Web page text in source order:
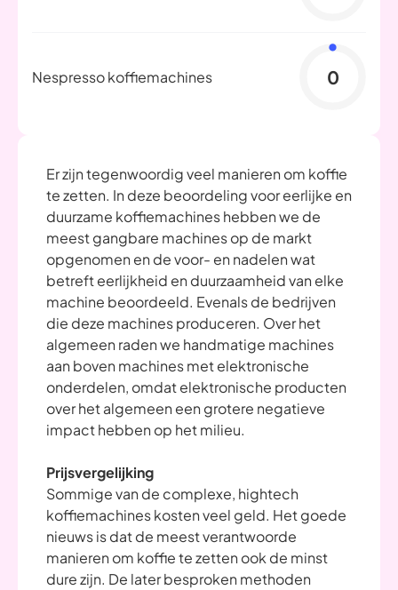
Nespresso koffiemachines 0
Er zijn tegenwoordig veel manieren om koffie
te zetten. In deze beoordeling voor eerlijke en
duurzame koffiemachines hebben we de
meest gangbare machines op de markt
opgenomen en de voor- en nadelen wat
betreft eerlijkheid en duurzaamheid van elke
machine beoordeeld. Evenals de bedrijven
die deze machines produceren. Over het
algemeen raden we handmatige machines
aan boven machines met elektronische
onderdelen, omdat elektronische producten
over het algemeen een grotere negatieve
impact hebben op het milieu.
Prijsvergelijking
Sommige van de complexe, hightech
koffiemachines kosten veel geld. Het goede
nieuws is dat de meest verantwoorde
manieren om koffie te zetten ook de minst
dure zijn. De later besproken methoden